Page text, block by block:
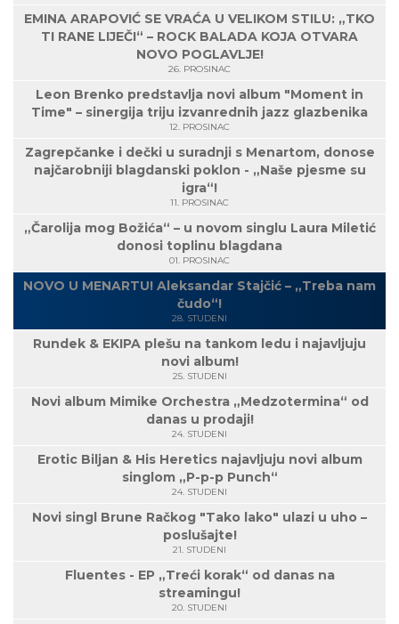
EMINA ARAPOVIĆ SE VRAĆA U VELIKOM STILU: „TKO
TI RANE LIJEČI“ – ROCK BALADA KOJA OTVARA
NOVO POGLAVLJE!
26. PROSINAC
Leon Brenko predstavlja novi album "Moment in
Time" – sinergija triju izvanrednih jazz glazbenika
12. PROSINAC
Zagrepčanke i dečki u suradnji s Menartom, donose
najčarobniji blagdanski poklon - „Naše pjesme su
igra“!
11. PROSINAC
„Čarolija mog Božića“ – u novom singlu Laura Miletić
donosi toplinu blagdana
01. PROSINAC
NOVO U MENARTU! Aleksandar Stajčić – „Treba nam
čudo“!
28. STUDENI
Rundek & EKIPA plešu na tankom ledu i najavljuju
novi album!
25. STUDENI
Novi album Mimike Orchestra „Medzotermina“ od
danas u prodaji!
24. STUDENI
Erotic Biljan & His Heretics najavljuju novi album
singlom „P-p-p Punch“
24. STUDENI
Novi singl Brune Račkog "Tako lako" ulazi u uho –
poslušajte!
21. STUDENI
Fluentes - EP „Treći korak“ od danas na
streamingu!
20. STUDENI